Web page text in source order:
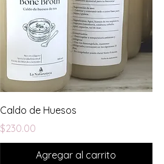
Caldo de Huesos
Precio
$230.00
Agregar al carrito